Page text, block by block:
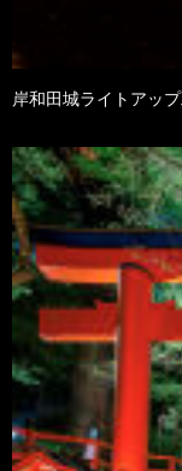
岸和田城ライトアップ